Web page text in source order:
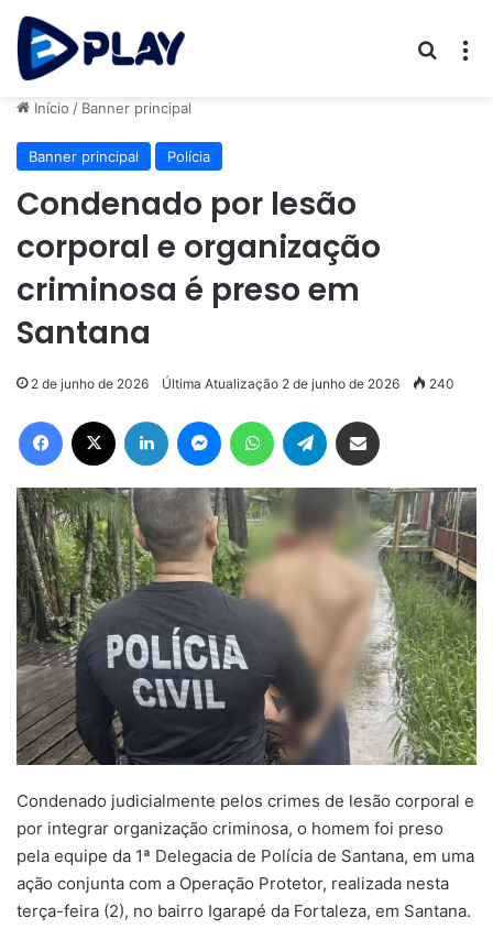
Início / Banner principal
Banner principal Polícia
Condenado por lesão
corporal e organização
criminosa é preso em
Santana
2 de junho de 2026 Última Atualização 2 de junho de 2026 240
Condenado judicialmente pelos crimes de lesão corporal e
por integrar organização criminosa, o homem foi preso
pela equipe da 1ª Delegacia de Polícia de Santana, em uma
ação conjunta com a Operação Protetor, realizada nesta
terça-feira (2), no bairro Igarapé da Fortaleza, em Santana.